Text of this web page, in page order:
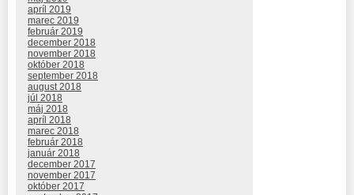
apríl 2019
marec 2019
február 2019
december 2018
november 2018
október 2018
september 2018
august 2018
júl 2018
máj 2018
apríl 2018
marec 2018
február 2018
január 2018
december 2017
november 2017
október 2017